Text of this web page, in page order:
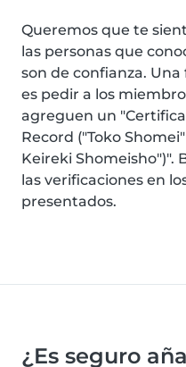
Queremos que te
las personas que
son de confianza.
es pedir a los
agreguen un
Record ("Toko
Keireki Shomeisho")".
las verificaciones en
presentados.
¿Es seguro